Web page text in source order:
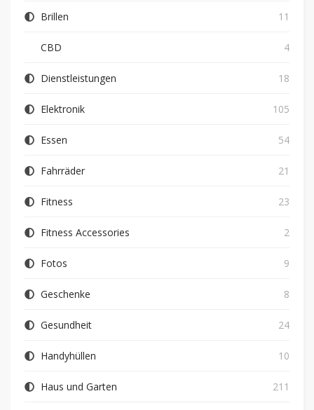
Brillen 11
CBD 4
Dienstleistungen 18
Elektronik 105
Essen 54
Fahrräder 21
Fitness 23
Fitness Accessories 2
Fotos 9
Geschenke 8
Gesundheit 24
Handyhüllen 10
Haus und Garten 211